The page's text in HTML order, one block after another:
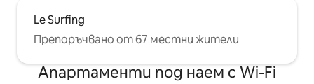
Le Surfing
Препоръчвано от 67 местни жители
Апартаменти под наем с Wi-Fi